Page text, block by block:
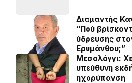
Διαμαντής
“Πού
ύδρευσης
Ερυμάνθου;”
Μεσολόγγι:
υπεύθυνη
ηχορύπανση